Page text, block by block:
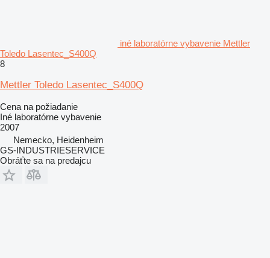
iné laboratórne vybavenie Mettler
Toledo Lasentec_S400Q
8
Mettler Toledo Lasentec_S400Q
Cena na požiadanie
Iné laboratórne vybavenie
2007
Nemecko, Heidenheim
GS-INDUSTRIESERVICE
Obráťte sa na predajcu